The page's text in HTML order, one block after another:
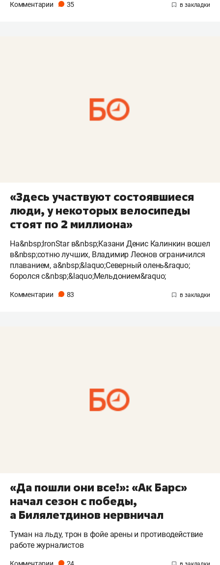
Комментарии 35
«Здесь участвуют состоявшиеся
люди, у некоторых велосипеды
стоят по 2 миллиона»
На&nbsp;IronStar в&nbsp;Казани Денис Калинкин вошел
в&nbsp;сотню лучших, Владимир Леонов ограничился
плаванием, а&nbsp;&laquo;Северный олень&raquo;
боролся с&nbsp;&laquo;Мельдонием&raquo;
Комментарии 83
«Да пошли они все!»: «Ак Барс»
начал сезон с победы,
а Билялетдинов нервничал
Туман на льду, трон в фойе арены и противодействие
работе журналистов